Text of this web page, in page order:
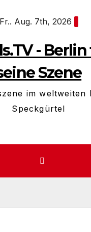
Fr.. Aug. 7th, 2026
-
Szene
im weltweiten
Speckgürtel